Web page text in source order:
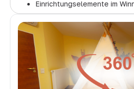
Einrichtungselemente im